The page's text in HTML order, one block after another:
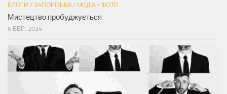
БЛОГИ / ЗАПОРІЗЬКА / МЕДІА / ФОТО
Мистецтво пробуджується
6 БЕР, 2024